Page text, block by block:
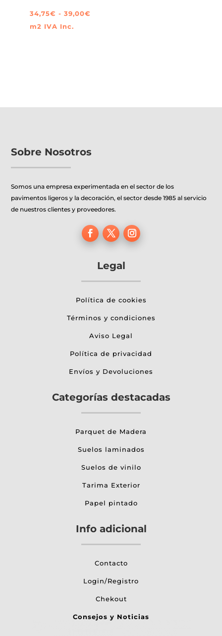
34,75€ - 39,00€
m2 IVA Inc.
elegir
en
página
de
Sobre Nosotros
Somos una empresa experimentada en el sector de los
pavimentos ligeros y la decoración, el sector desde 1985 al servicio
de nuestros clientes y proveedores.
Legal
Política de cookies
Términos y condiciones
Aviso Legal
Política de privacidad
Envíos y Devoluciones
Categorías destacadas
Parquet de Madera
Suelos laminados
Suelos de vinilo
Tarima Exterior
Papel pintado
Info adicional
Contacto
Login/Registro
Chekout
Consejos y Noticias